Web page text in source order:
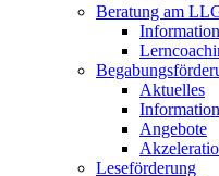
Beratung am
Aktuelles
Angebote
Leseförderung